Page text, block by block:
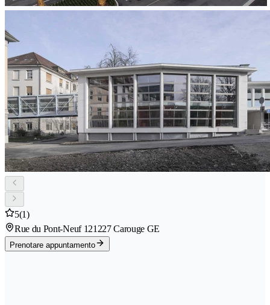
5(1)
Rue du Pont-Neuf 121227 Carouge GE
Prenotare appuntamento